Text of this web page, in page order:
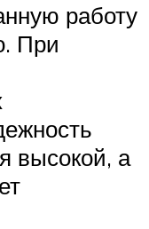
работу
При
высокой, а